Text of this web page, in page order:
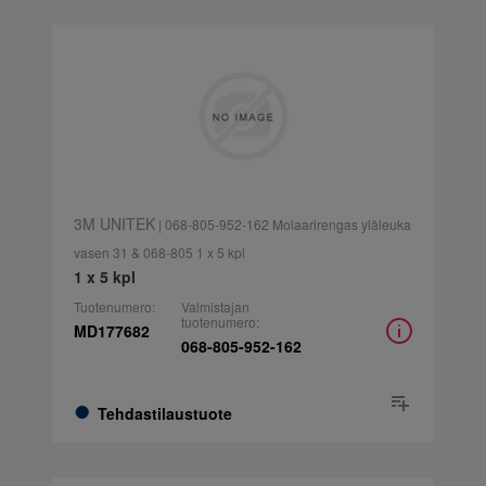
3M UNITEK| 068-805-952-162 Molaarirengas yläleuka
vasen 31 & 068-805 1 x 5 kpl
1 x 5 kpl
Tuotenumero:
MD177682
Tehdastilaustuote
Valmistajan
tuotenumero:
068-805-952-162